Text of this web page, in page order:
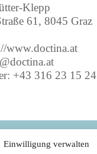
Einwilligung verwalten
Klepp
61, 8045 Graz
www.doctina.at
+43 316 23 15 24
Copyright © 2021 -